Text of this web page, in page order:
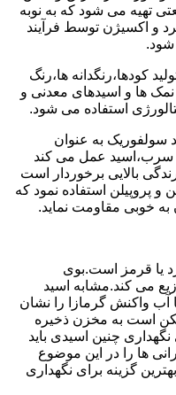
تهیه می شود که به نوبه
و اکسیژن توسط فرآیند
شود.
کودها،رنگدانه ها،رنگ
نمک ها و اسیدهای معدنی و
استفاده می شود.
سولفوریک به عنوان
سرب،اسید عمل می کند
بالایی برخوردار است
پروپیلن استفاده نمود که
به خوبی مقاومت نماید.
یا قرمز است.بوی
می کند.مشابه اسید
آب واکنش گرمازا را نشان
است به مخزن ذخیره
چنین اسیدی باید
ها را در این موضوع
گزینه برای نگهداری